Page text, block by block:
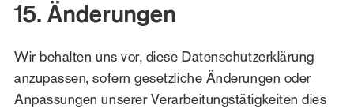
15. Änderungen
Wir behalten uns vor, diese Datenschutzerklärung
anzupassen, sofern gesetzliche Änderungen oder
Anpassungen unserer Verarbeitungstätigkeiten dies